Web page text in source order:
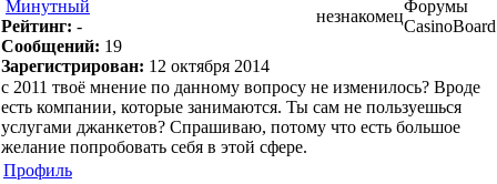
Минутный
Рейтинг: -
Сообщений: 19
Зарегистрирован: 12 октября 2014
незнакомец
Форумы
CasinoBoard
c 2011 твоё мнение по данному вопросу не изменилось? Вроде
есть компании, которые занимаются. Ты сам не пользуешься
услугами джанкетов? Спрашиваю, потому что есть большое
желание попробовать себя в этой сфере.
Профиль